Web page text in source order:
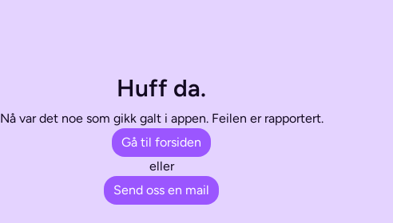
Huff da.
Nå var det noe som gikk galt i appen. Feilen er rapportert.
Gå til forsiden
eller
Send oss en mail